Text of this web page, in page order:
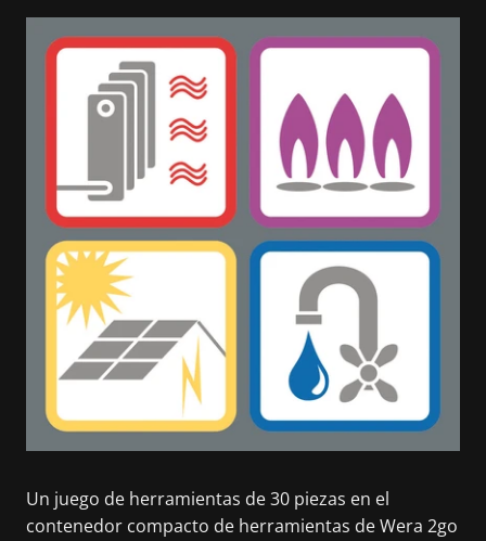
Un juego de herramientas de 30 piezas en el
contenedor compacto de herramientas de Wera 2go